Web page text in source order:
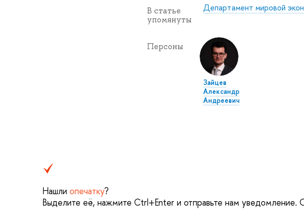
В статье
упомянуты
Департамент мировой
Персоны
Зайцев
Александр
Андреевич
Нашли опечатку?
Выделите её, нажмите Ctrl+Enter и отправьте нам уведомление.